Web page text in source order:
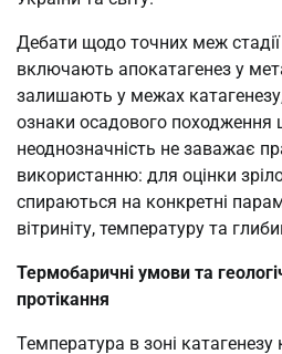
Дебати щодо точних меж
включають апокатагенез у
залишають у межах катагенезу,
ознаки осадового походження
неоднозначність не заважає
використанню: для оцінки
спираються на конкретні
вітриніту, температуру та
Термобаричні умови та
протікання
Температура в зоні